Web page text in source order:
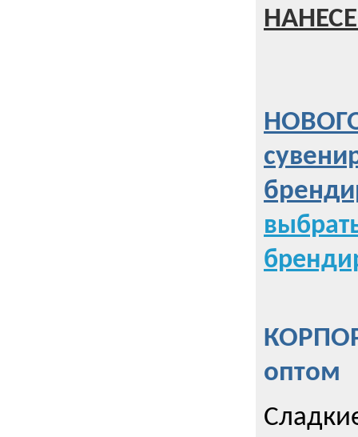
оптом